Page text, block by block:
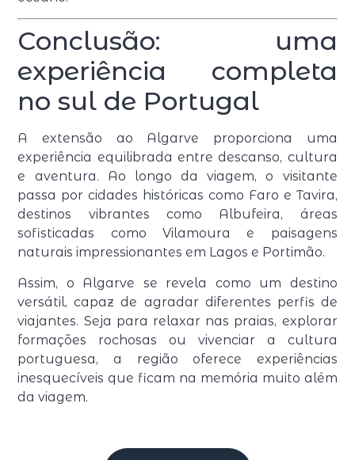
Conclusão: uma
experiência completa
no sul de Portugal
A extensão ao Algarve proporciona uma
experiência equilibrada entre descanso, cultura
e aventura. Ao longo da viagem, o visitante
passa por cidades históricas como Faro e Tavira,
destinos vibrantes como Albufeira, áreas
sofisticadas como Vilamoura e paisagens
naturais impressionantes em Lagos e Portimão.
Assim, o Algarve se revela como um destino
versátil, capaz de agradar diferentes perfis de
viajantes. Seja para relaxar nas praias, explorar
formações rochosas ou vivenciar a cultura
portuguesa, a região oferece experiências
inesquecíveis que ficam na memória muito além
da viagem.